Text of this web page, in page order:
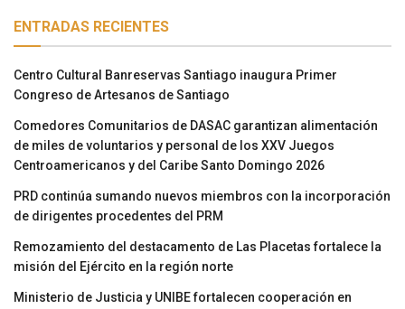
ENTRADAS RECIENTES
Centro Cultural Banreservas Santiago inaugura Primer
Congreso de Artesanos de Santiago
Comedores Comunitarios de DASAC garantizan alimentación
de miles de voluntarios y personal de los XXV Juegos
Centroamericanos y del Caribe Santo Domingo 2026
PRD continúa sumando nuevos miembros con la incorporación
de dirigentes procedentes del PRM
Remozamiento del destacamento de Las Placetas fortalece la
misión del Ejército en la región norte
Ministerio de Justicia y UNIBE fortalecen cooperación en